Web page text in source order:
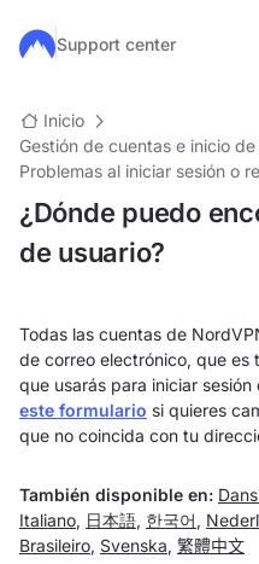
Ir al contenido principal
Support center
Inicio
Gestión de cuentas e inicio de
Problemas al iniciar sesión o
¿Dónde puedo
de usuario?
Todas las cuentas de
de correo electrónico, que es
que usarás para iniciar
este formulario si quieres
que no coincida con tu
También disponible en:
Italiano, 日本語, 한국어 ,
Brasileiro, Svenska, 繁體中文